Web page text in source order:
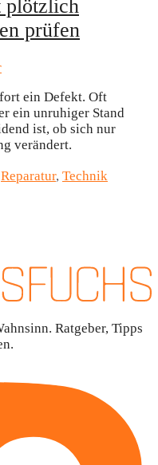
plötzlich
prüfen
ein Defekt. Oft
ein unruhiger Stand
ist, ob sich nur
verändert.
Reparatur, Technik
Ratgeber, Tipps